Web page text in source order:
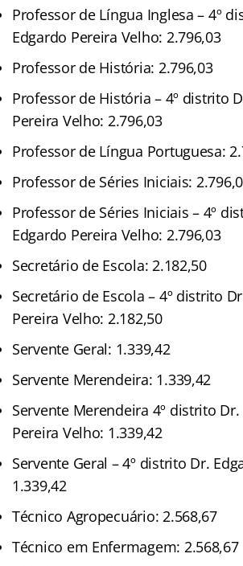
Professor de Língua Inglesa – 4º
Edgardo Pereira Velho: 2.796,03
Professor de História: 2.796,03
Professor de História – 4º distrito
Pereira Velho: 2.796,03
Professor de Língua Portuguesa:
Professor de Séries Iniciais:
Professor de Séries Iniciais – 4º
Edgardo Pereira Velho: 2.796,03
Secretário de Escola: 2.182,50
Secretário de Escola – 4º distrito
Pereira Velho: 2.182,50
Servente Geral: 1.339,42
Servente Merendeira: 1.339,42
Servente Merendeira 4º distrito
Pereira Velho: 1.339,42
Servente Geral – 4º distrito Dr.
1.339,42
Técnico Agropecuário: 2.568,67
Técnico em Enfermagem: 2.568,67